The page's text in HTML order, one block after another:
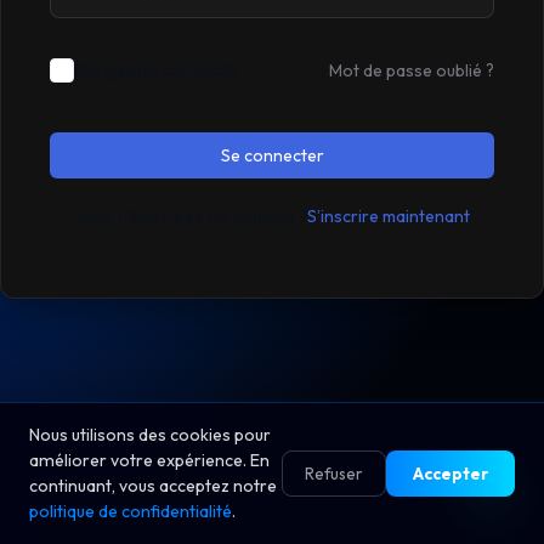
Mot de passe oublié ?
Se connecter
S’inscrire maintenant
Nous utilisons des cookies pour
améliorer votre expérience. En
continuant, vous acceptez notre
politique de confidentialité.
Refuser Accepter